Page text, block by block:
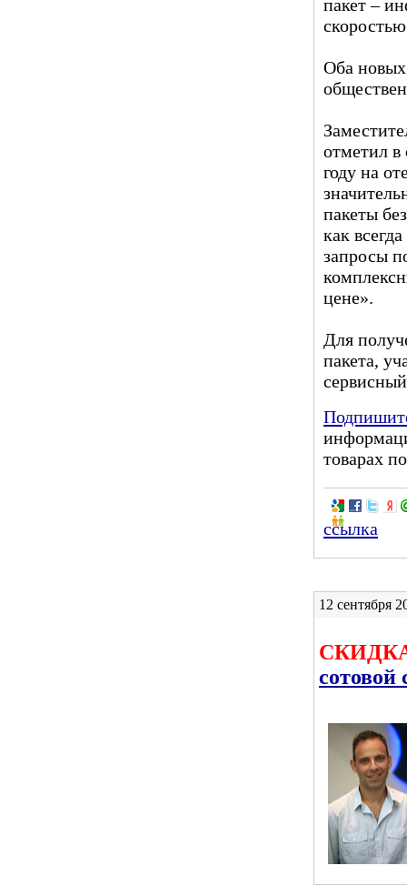
пакет –
Оба
отметил в
году на
пакеты
как
запросы
цене».
Для
пакета,
товарах
ссылка
12 сентября
сотовой